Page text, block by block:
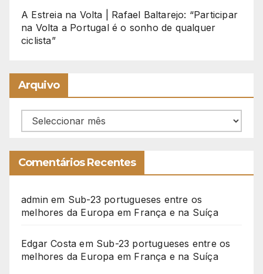
A Estreia na Volta | Rafael Baltarejo: “Participar
na Volta a Portugal é o sonho de qualquer
ciclista”
Arquivo
Arquivo
Comentários Recentes
admin em Sub-23 portugueses entre os
melhores da Europa em França e na Suíça
Edgar Costa em Sub-23 portugueses entre os
melhores da Europa em França e na Suíça